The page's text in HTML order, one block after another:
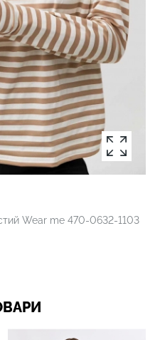
Wear me 470-0632-1103